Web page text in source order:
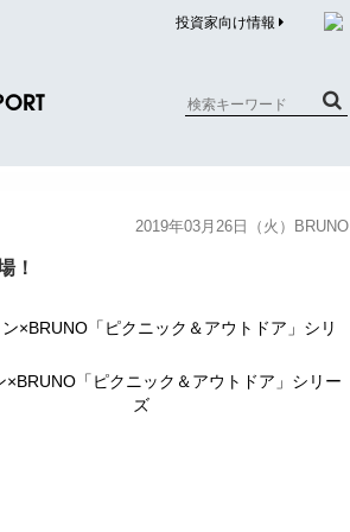
投資家向け情報
質問（企業）
リチウム電池内蔵品回収について
2019年03月26日（火）BRUNO
！
×BRUNO「ピクニック＆アウトドア」シリー
ズ